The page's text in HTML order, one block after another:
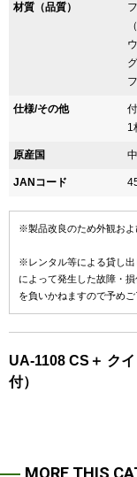
材質（品質）
仕様/その他
1
原産国
JANコード
※製品改良のため外観およ
※レンタル等による貸し出
によって発生した故障・
を負いかねますので予めご
UA-1108 CS＋ ク
付）
MORE THIS